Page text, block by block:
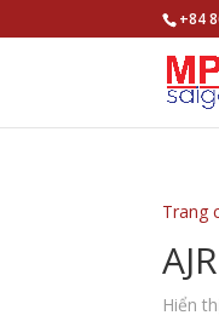
+84
Trang
Hiển